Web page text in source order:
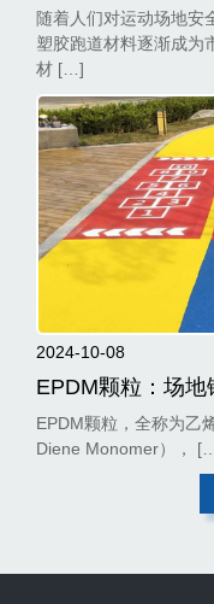
随着人们对运动场地安
塑胶跑道材料逐渐成为
材 […]
2024-10-08
EPDM颗粒：场地
EPDM颗粒，全称为乙
Diene Monomer），